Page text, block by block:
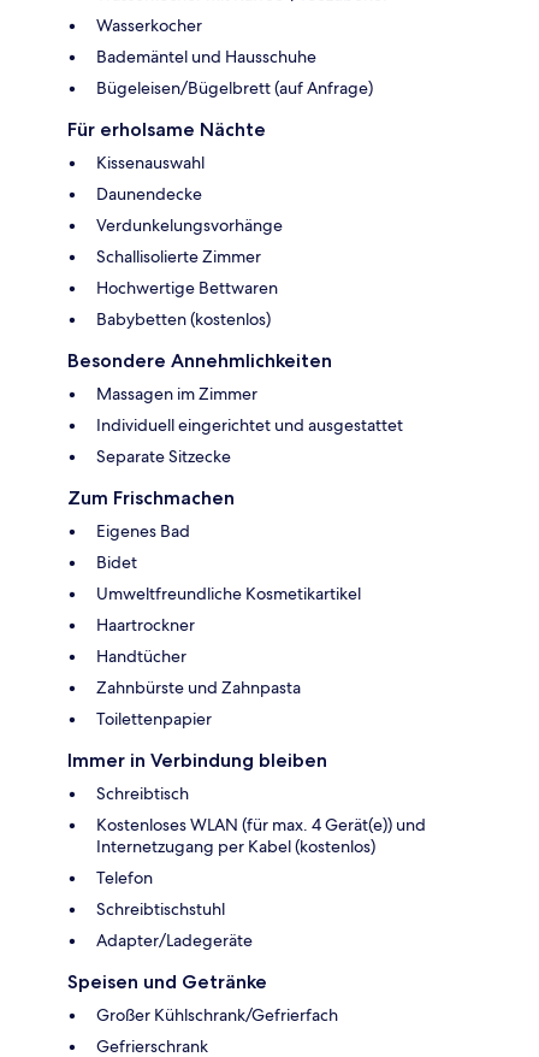
Wasserkocher
Bademäntel und Hausschuhe
Bügeleisen/Bügelbrett (auf Anfrage)
Für erholsame Nächte
Kissenauswahl
Daunendecke
Verdunkelungsvorhänge
Schallisolierte Zimmer
Hochwertige Bettwaren
Babybetten (kostenlos)
Besondere Annehmlichkeiten
Massagen im Zimmer
Individuell eingerichtet und ausgestattet
Separate Sitzecke
Zum Frischmachen
Eigenes Bad
Bidet
Umweltfreundliche Kosmetikartikel
Haartrockner
Handtücher
Zahnbürste und Zahnpasta
Toilettenpapier
Immer in Verbindung bleiben
Schreibtisch
Kostenloses WLAN (für max. 4 Gerät(e)) und
Internetzugang per Kabel (kostenlos)
Telefon
Schreibtischstuhl
Adapter/Ladegeräte
Speisen und Getränke
Großer Kühlschrank/Gefrierfach
Gefrierschrank